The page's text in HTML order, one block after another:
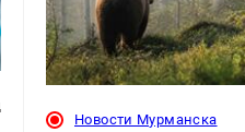
Новости Мурманска